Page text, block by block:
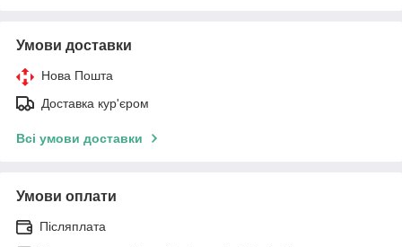
Умови доставки
Нова Пошта
Доставка кур'єром
Всі умови доставки
Умови оплати
Післяплата